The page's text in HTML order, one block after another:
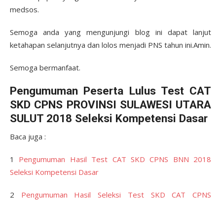
medsos.
Semoga anda yang mengunjungi blog ini dapat lanjut
ketahapan selanjutnya dan lolos menjadi PNS tahun ini.Amin.
Semoga bermanfaat.
Pengumuman Peserta Lulus Test CAT
SKD CPNS PROVINSI SULAWESI UTARA
SULUT 2018 Seleksi Kompetensi Dasar
Baca juga :
1 Pengumuman Hasil Test CAT SKD CPNS BNN 2018
Seleksi Kompetensi Dasar
2 Pengumuman Hasil Seleksi Test SKD CAT CPNS